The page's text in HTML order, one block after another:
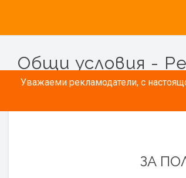
Уважаеми рекламодатели, с
Общи условия -
ЗА